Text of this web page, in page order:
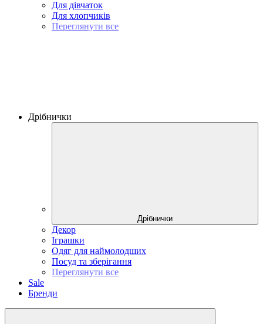
Для дівчаток
Для хлопчиків
Переглянути все
Дрібнички
Дрібнички
Декор
Іграшки
Одяг для наймолодших
Посуд та зберігання
Переглянути все
Sale
Бренди